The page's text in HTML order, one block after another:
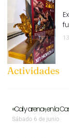
Actividades
«Cal y arena», en la
Sábado 6 de junio